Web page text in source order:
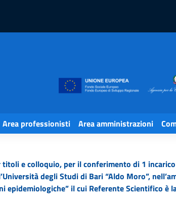
Area professionisti Area amministrazioni
e colloquio, per il conferimento di 1
degli Studi di Bari “Aldo Moro”,
il cui Referente Scientifico è